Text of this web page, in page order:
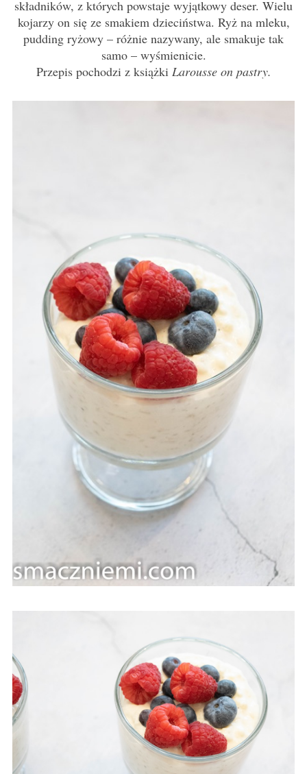
składników, z których powstaje wyjątkowy deser. Wielu
kojarzy on się ze smakiem dzieciństwa. Ryż na mleku,
pudding ryżowy – różnie nazywany, ale smakuje tak
samo – wyśmienicie.
Przepis pochodzi z książki Larousse on pastry.